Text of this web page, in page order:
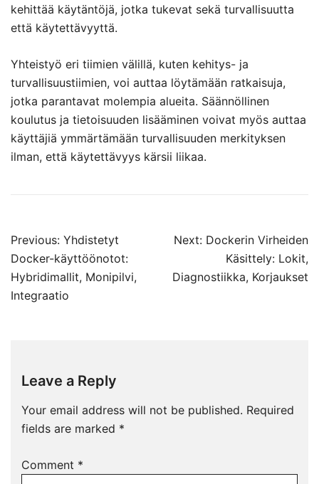
kehittää käytäntöjä, jotka tukevat sekä turvallisuutta
että käytettävyyttä.
Yhteistyö eri tiimien välillä, kuten kehitys- ja
turvallisuustiimien, voi auttaa löytämään ratkaisuja,
jotka parantavat molempia alueita. Säännöllinen
koulutus ja tietoisuuden lisääminen voivat myös auttaa
käyttäjiä ymmärtämään turvallisuuden merkityksen
ilman, että käytettävyys kärsii liikaa.
Post
navigation
Previous: Yhdistetyt
Docker-käyttöönotot:
Hybridimallit, Monipilvi,
Integraatio
Next: Dockerin Virheiden
Käsittely: Lokit,
Diagnostiikka, Korjaukset
Leave a Reply
Your email address will not be published. Required
fields are marked *
Comment *